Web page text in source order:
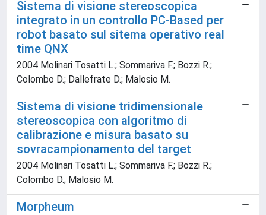
Sistema di visione stereoscopica
integrato in un controllo PC-Based per
robot basato sul sitema operativo real
time QNX
2004 Molinari Tosatti L.; Sommariva F.; Bozzi R.;
Colombo D.; Dallefrate D.; Malosio M.
Sistema di visione tridimensionale
stereoscopica con algoritmo di
calibrazione e misura basato su
sovracampionamento del target
2004 Molinari Tosatti L.; Sommariva F.; Bozzi R.;
Colombo D.; Malosio M.
Morpheum